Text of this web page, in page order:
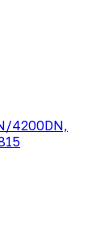
4200DN,